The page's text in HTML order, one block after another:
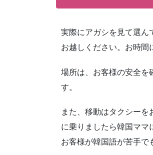
実際にアガシを見て選ん
お越しください。お時間
場所は、お客様の安全を
す。
また、移動はタクシー
に乗りましたら韓国ママ
お客様が韓国語が苦手で